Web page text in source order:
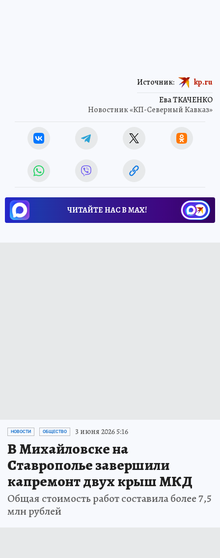
Ева ТКАЧЕНКО
Новостник «КП-Северный Кавказ»
Источник: kp.ru
ЧИТАЙТЕ НАС В МАХ!
НОВОСТИ ОБЩЕСТВО 3 июня 2026 5:16
В Михайловске на
Ставрополье завершили
капремонт двух крыш МКД
Общая стоимость работ составила более 7,5
млн рублей